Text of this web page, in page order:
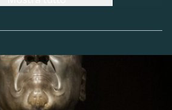
pensate per persone ipo e
l’esposizione un
neoclassico con ritratto